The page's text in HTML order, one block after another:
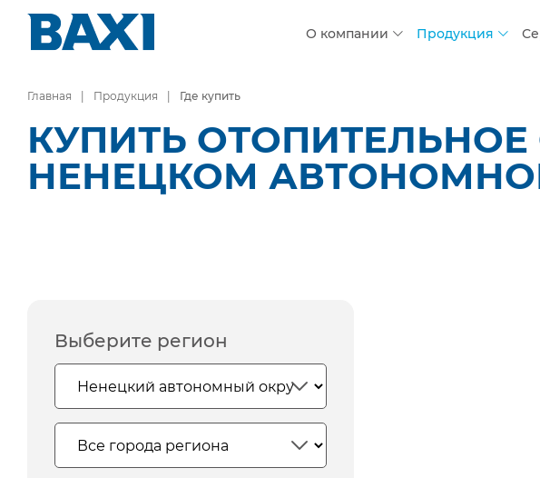
О компании Продукция
Главная Продукция Где купить
КУПИТЬ
НЕНЕЦКОМ
Выберите регион